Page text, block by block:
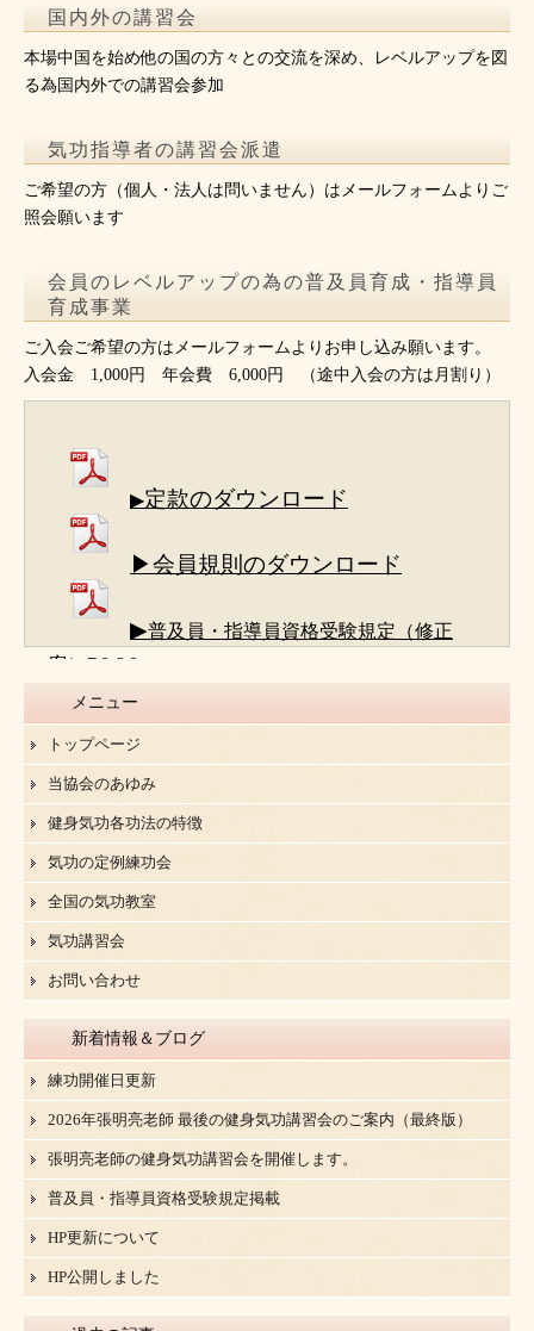
国内外の講習会
本場中国を始め他の国の方々との交流を深め、レベルアップを図
る為国内外での講習会参加
気功指導者の講習会派遣
ご希望の方（個人・法人は問いません）はメールフォームよりご
照会願います
会員のレベルアップの為の普及員育成・指導員
育成事業
ご入会ご希望の方はメールフォームよりお申し込み願います。
入会金 1,000円 年会費 6,000円 （途中入会の方は月割り）
▶定款のダウンロード
▶会員規則のダウンロード
▶普及員・指導員資格受験規定（修正
案）R8.6.8
メニュー
トップページ
当協会のあゆみ
健身気功各功法の特徴
気功の定例練功会
全国の気功教室
気功講習会
お問い合わせ
新着情報＆ブログ
練功開催日更新
2026年張明亮老師 最後の健身気功講習会のご案内（最終版）
張明亮老師の健身気功講習会を開催します。
普及員・指導員資格受験規定掲載
HP更新について
HP公開しました